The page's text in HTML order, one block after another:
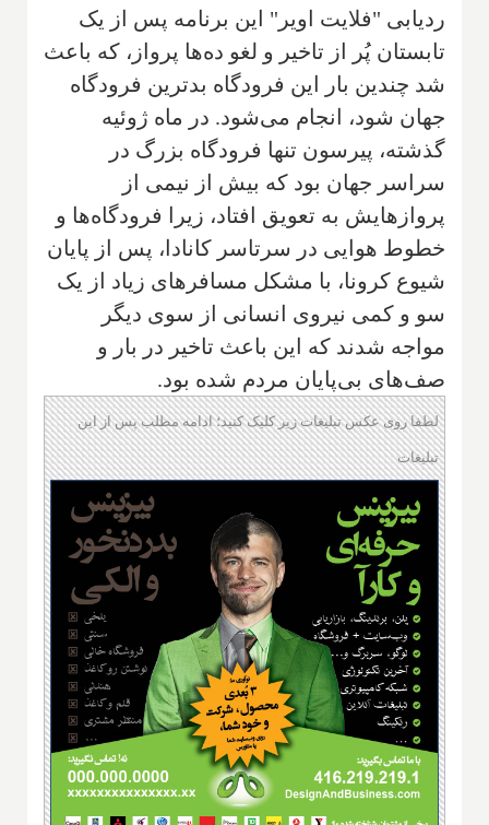
ردیابی "فلایت اویر" این برنامه پس از یک
تابستان پُر از تاخیر و لغو ده‌ها پرواز، که باعث
شد چندین بار این فرودگاه بدترین فرودگاه
جهان شود، انجام می‌شود. در ماه ژوئیه
گذشته، پیرسون تنها فرودگاه بزرگ در
سراسر جهان بود که بیش از نیمی از
پروازهایش به تعویق افتاد، زیرا فرودگاه‌ها و
خطوط هوایی در سرتاسر کانادا، پس از پایان
شیوع کرونا، با مشکل مسافرهای زیاد از یک
سو و کمی نیروی انسانی از سوی دیگر
مواجه شدند که این باعث تاخیر در بار و
صف‌های بی‌پایان مردم شده بود.
لطفا روی عکس تبلیغات زیر کلیک کنید؛ ادامه مطلب پس از این
تبلیغات